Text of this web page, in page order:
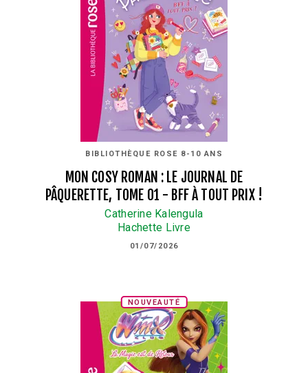
BIBLIOTHÈQUE ROSE 8-10 ANS
MON COSY ROMAN : LE JOURNAL DE
PÂQUERETTE, TOME 01 - BFF À TOUT PRIX !
Catherine Kalengula
Hachette Livre
01/07/2026
NOUVEAUTÉ